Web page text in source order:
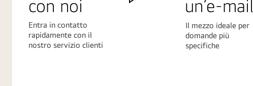
con noi
Entra in contatto
rapidamente con il
nostro servizio clienti
un’e-mail
Il mezzo ideale per
domande più
specifiche